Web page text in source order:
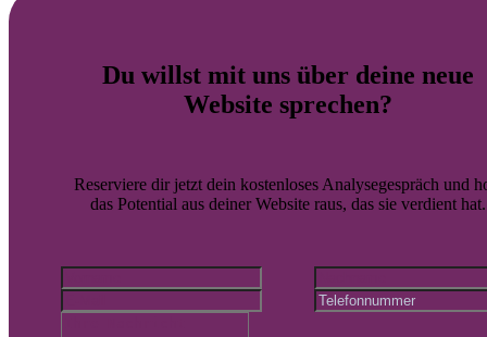
Du willst mit uns über deine neue
Website sprechen?
Reserviere dir jetzt dein kostenloses Analysegespräch und
das Potential aus deiner Website raus, das sie verdient hat.